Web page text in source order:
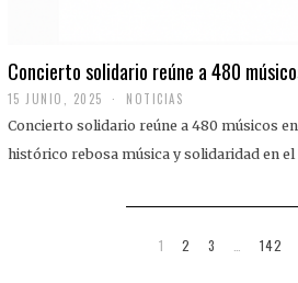
Concierto solidario reúne a 480
15 JUNIO, 2025 NOTICIAS
Concierto solidario reúne a 480 músicos
histórico rebosa música y solidaridad en el
1 2 3 142